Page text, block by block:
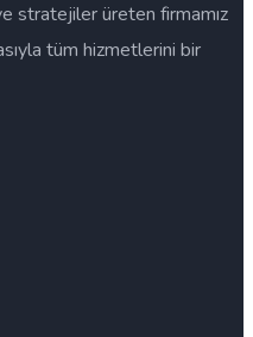
stratejiler üreten firmamız
tüm hizmetlerini bir